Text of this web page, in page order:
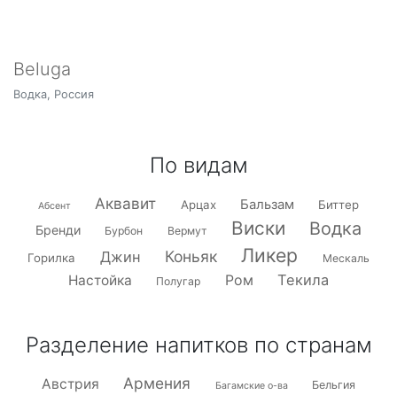
Beluga
Водка, Россия
По видам
Абсент Аквавит Арцах Бальзам Биттер
Бренди Бурбон Вермут Виски Водка
Горилка Джин Коньяк Ликер Мескаль
Настойка Полугар Ром Текила
Разделение напитков по странам
Австрия Армения Багамские о-ва Бельгия